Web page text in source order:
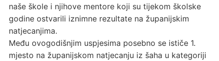
naše škole i njihove mentore koji su tijekom školske
godine ostvarili iznimne rezultate na županijskim
natjecanjima.
Među ovogodišnjim uspjesima posebno se ističe 1.
mjesto na županijskom natjecanju iz šaha u kategoriji